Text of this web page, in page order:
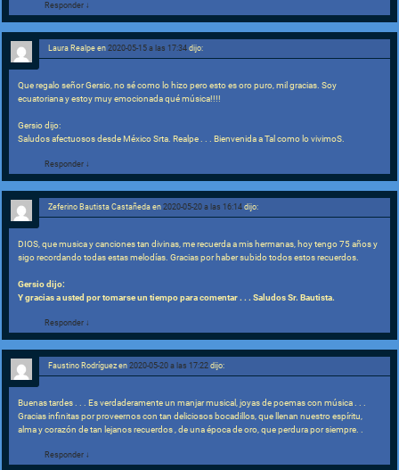
Responder ↓
Laura Realpe en2020-05-15 a las 17:34 dijo:
Que regalo señor Gersio, no sé como lo hizo pero esto es oro puro, mil gracias. Soy
ecuatoriana y estoy muy emocionada qué música!!!!
Gersio dijo:
Saludos afectuosos desde México Srta. Realpe . . . Bienvenida a Tal como lo vivimoS.
Responder ↓
Zeferino Bautista Castañeda en2020-05-20 a las 16:14 dijo:
DIOS, que musica y canciones tan divinas, me recuerda a mis hermanas, hoy tengo 75 años y
sigo recordando todas estas melodías. Gracias por haber subido todos estos recuerdos.
Gersio dijo:
Y gracias a usted por tomarse un tiempo para comentar . . . Saludos Sr. Bautista.
Responder ↓
Faustino Rodríguez en2020-05-20 a las 17:22 dijo:
Buenas tardes . . . Es verdaderamente un manjar musical, joyas de poemas con música . . .
Gracias infinitas por proveernos con tan deliciosos bocadillos, que llenan nuestro espíritu,
alma y corazón de tan lejanos recuerdos , de una época de oro, que perdura por siempre. .
Responder ↓